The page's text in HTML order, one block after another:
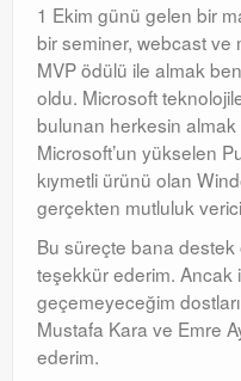
Watchguard
Watchguard
PHP & MySQL
PHP & MySQL
Exchange
Exchange
1 Ekim günü gelen bir
bir seminer, webcast ve
MVP ödülü ile almak
oldu. Microsoft
bulunan herkesin
Microsoft’un yükselen
kıymetli ürünü olan
gerçekten mutluluk
Bu süreçte bana
teşekkür ederim. Ancak
geçemeyeceğim
Mustafa Kara ve Emre
ederim.